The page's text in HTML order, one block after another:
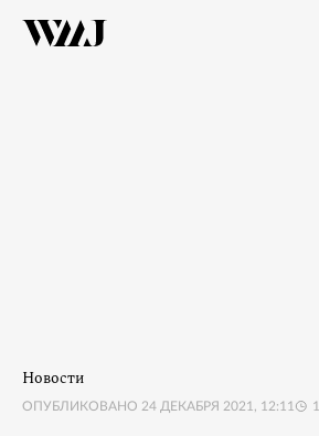
Новости
ОПУБЛИКОВАНО 24 ДЕКАБРЯ 2021, 12:11 1